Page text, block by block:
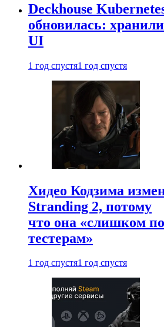
Deckhouse
обновилась:
UI
1 год спустя1 год спустя
Хидео Кодзима
Stranding 2, потому
что она «слишком
тестерам»
1 год спустя1 год спустя